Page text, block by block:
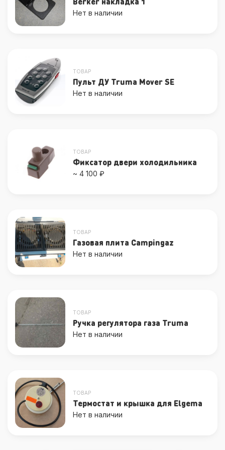
Нет в наличии
ТОВАР
Пульт ДУ Truma Mover SE
Нет в наличии
ТОВАР
Фиксатор двери холодильника
~ 4 100 ₽
ТОВАР
Газовая плита Campingaz
Нет в наличии
ТОВАР
Ручка регулятора газа Truma
Нет в наличии
ТОВАР
Термостат и крышка для Elgema
Нет в наличии